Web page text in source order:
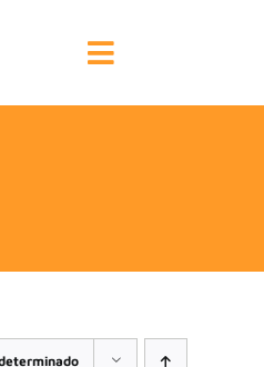
Toggle
Navigation